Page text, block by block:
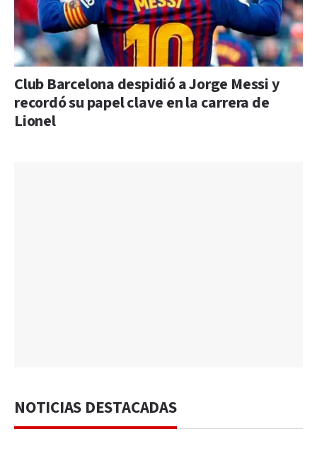
Club Barcelona despidió a Jorge Messi y
recordó su papel clave en la carrera de
Lionel
NOTICIAS DESTACADAS